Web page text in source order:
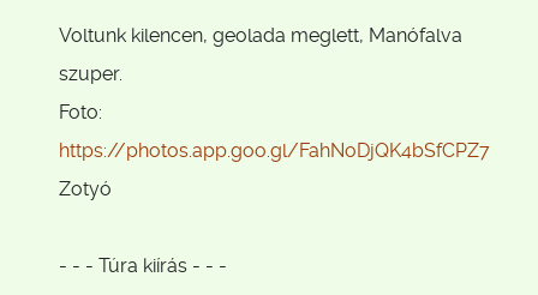
Voltunk kilencen, geolada meglett, Manófalva
szuper.
Foto:
https://photos.app.goo.gl/FahNoDjQK4bSfCPZ7
Zotyó
- - - Túra kiírás - - -